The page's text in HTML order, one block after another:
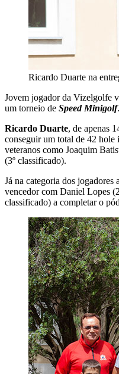
Ricardo Duarte na
Jovem jogador da Vizelgolfe
um torneio de Speed Minigolf.
Ricardo Duarte, de apenas
conseguir um total de 42 hole
veteranos como Joaquim
(3º classificado).
Já na categoria dos jogadores
vencedor com Daniel Lopes
classificado) a completar o